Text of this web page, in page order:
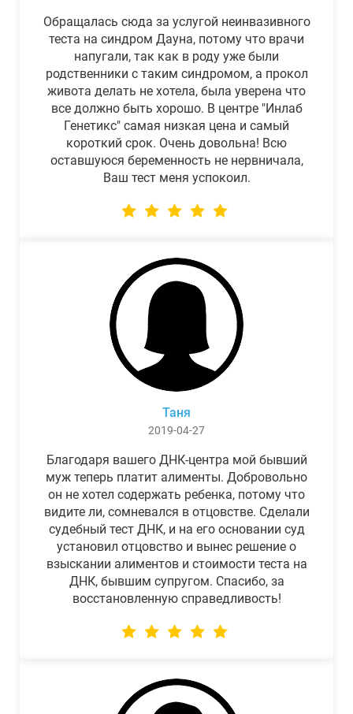
Обращалась сюда за услугой неинвазивного
теста на синдром Дауна, потому что врачи
напугали, так как в роду уже были
родственники с таким синдромом, а прокол
живота делать не хотела, была уверена что
все должно быть хорошо. В центре "Инлаб
Генетикс" самая низкая цена и самый
короткий срок. Очень довольна! Всю
оставшуюся беременность не нервничала,
Ваш тест меня успокоил.
Таня
2019-04-27
Благодаря вашего ДНК-центра мой бывший
муж теперь платит алименты. Добровольно
он не хотел содержать ребенка, потому что
видите ли, сомневался в отцовстве. Сделали
судебный тест ДНК, и на его основании суд
установил отцовство и вынес решение о
взыскании алиментов и стоимости теста на
ДНК, бывшим супругом. Спасибо, за
восстановленную справедливость!